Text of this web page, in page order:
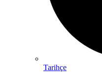
Tarihçe